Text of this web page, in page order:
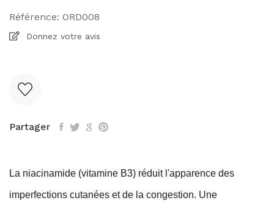
Référence: ORD008
Donnez votre avis
Partager
La niacinamide (vitamine B3) réduit l'apparence des
imperfections cutanées et de la congestion. Une